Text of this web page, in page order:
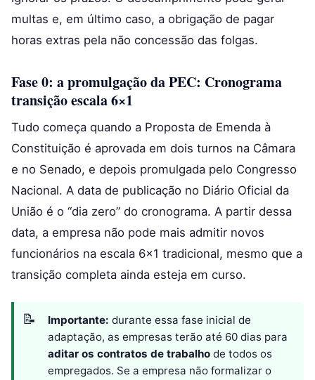
multas e, em último caso, a obrigação de pagar
horas extras pela não concessão das folgas.
Fase 0: a promulgação da PEC: Cronograma
transição escala 6×1
Tudo começa quando a Proposta de Emenda à
Constituição é aprovada em dois turnos na Câmara
e no Senado, e depois promulgada pelo Congresso
Nacional. A data de publicação no Diário Oficial da
União é o “dia zero” do cronograma. A partir dessa
data, a empresa não pode mais admitir novos
funcionários na escala 6×1 tradicional, mesmo que a
transição completa ainda esteja em curso.
Importante: durante essa fase inicial de
adaptação, as empresas terão até 60 dias para
aditar os contratos de trabalho de todos os
empregados. Se a empresa não formalizar o